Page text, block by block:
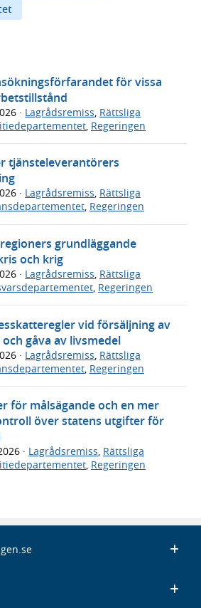
för vissa
· Lagrådsremiss, Rättsliga
, Regeringen
tjänsteleverantörers
· Lagrådsremiss, Rättsliga
, Regeringen
grundläggande
och krig
· Lagrådsremiss, Rättsliga
, Regeringen
vid försäljning av
gåva av livsmedel
· Lagrådsremiss Rättsliga
Regeringen
för målsägande och en mer
över statens utgifter för
· Lagrådsremiss, Rättsliga
, Regeringen